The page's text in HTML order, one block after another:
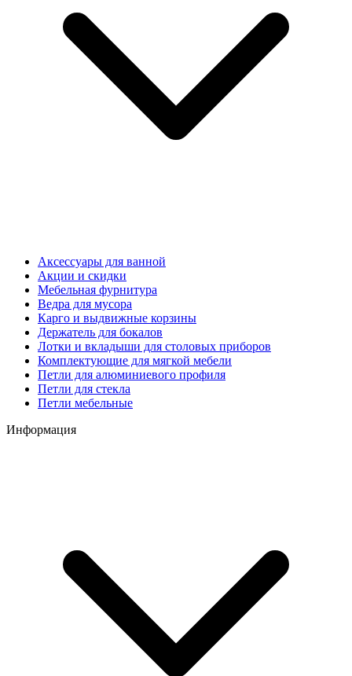
Аксессуары для ванной
Акции и скидки
Мебельная фурнитура
Ведра для мусора
Карго и выдвижные корзины
Держатель для бокалов
Лотки и вкладыши для столовых приборов
Комплектующие для мягкой мебели
Петли для алюминиевого профиля
Петли для стекла
Петли мебельные
Информация